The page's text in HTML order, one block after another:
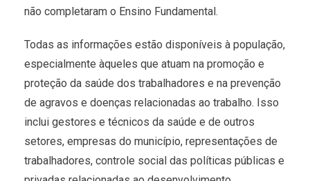
não completaram o Ensino Fundamental.
Todas as informações estão disponíveis à população,
especialmente àqueles que atuam na promoção e
proteção da saúde dos trabalhadores e na prevenção
de agravos e doenças relacionadas ao trabalho. Isso
inclui gestores e técnicos da saúde e de outros
setores, empresas do município, representações de
trabalhadores, controle social das políticas públicas e